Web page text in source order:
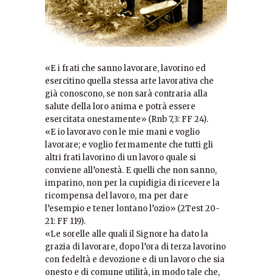
«E i frati che sanno lavorare, lavorino ed
esercitino quella stessa arte lavorativa che
già conoscono, se non sarà contraria alla
salute della loro anima e potrà essere
esercitata onestamente» (Rnb 7,3: FF 24).
«E io lavoravo con le mie mani e voglio
lavorare; e voglio fermamente che tutti gli
altri frati lavorino di un lavoro quale si
conviene all’onestà. E quelli che non sanno,
imparino, non per la cupidigia di ricevere la
ricompensa del lavoro, ma per dare
l’esempio e tener lontano l’ozio» (2Test 20-
21: FF 119).
«Le sorelle alle quali il Signore ha dato la
grazia di lavorare, dopo l’ora di terza lavorino
con fedeltà e devozione e di un lavoro che sia
onesto e di comune utilità, in modo tale che,